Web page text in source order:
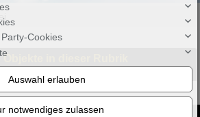
in dieser Rubrik
Cookies